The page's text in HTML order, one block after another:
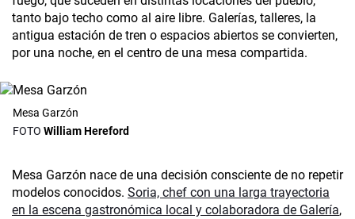
tanto bajo techo como al aire libre. Galerías, talleres, la
antigua estación de tren o espacios abiertos se convierten,
por una noche, en el centro de una mesa compartida.
Mesa Garzón
William Hereford
Mesa Garzón nace de una decisión consciente de no repetir
modelos conocidos. Soria, chef con una larga trayectoria
en la escena gastronómica local y colaboradora de Galería,